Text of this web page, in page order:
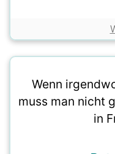
Wenn
muss man nicht
in